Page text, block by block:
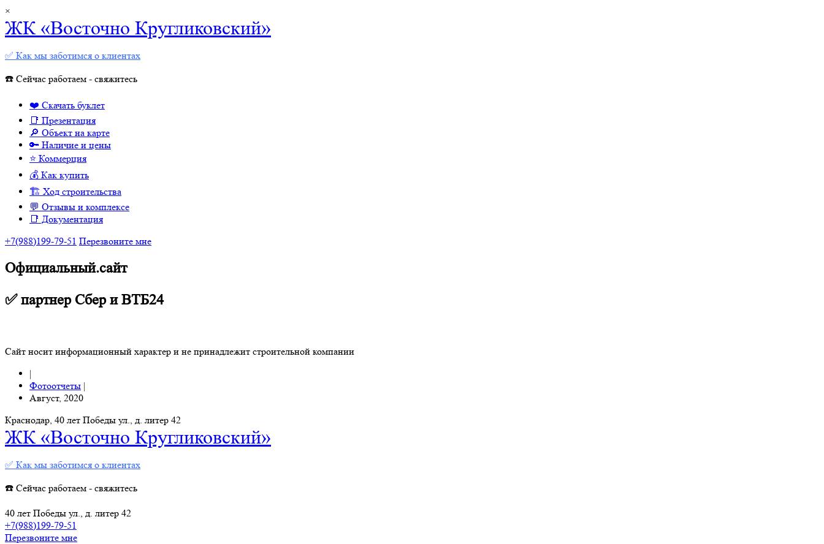
×
ЖК «Восточно Кругликовский»
✅ Как мы заботимся о клиентах
☎️ Сейчас работаем - свяжитесь
❤️ Скачать буклет
📑 Презентация
🔎 Объект на карте
🔑 Наличие и цены
⭐️ Коммерция
💰 Как купить
🏗 Ход строительства
💬 Отзывы и комплексе
📑 Документация
+7(988)199-79-51 Перезвоните мне
Официальный.сайт
✅ партнер Сбер и ВТБ24
Сайт носит информационный характер и не принадлежит строительной компании
|
Фотоотчеты |
Август, 2020
Краснодар, 40 лет Победы ул., д. литер 42
ЖК «Восточно Кругликовский»
✅ Как мы заботимся о клиентах
☎️ Сейчас работаем - свяжитесь
40 лет Победы ул., д. литер 42
+7(988)199-79-51
Перезвоните мне